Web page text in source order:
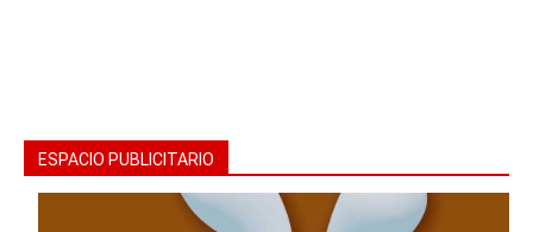
ESPACIO PUBLICITARIO